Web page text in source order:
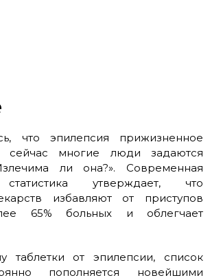
что эпилепсия прижизненное
сейчас многие люди задаются
ли она?». Современная
утверждает, что
избавляют от приступов
65% больных и облегчает
таблетки от эпилепсии, список
пополняется новейшими